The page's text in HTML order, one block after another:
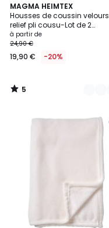
MAGMA HEIMTEX
Housses de coussin velours
relief pli cousu-Lot de 2
NOBLESS
à partir de
24,90 €
19,90 € -20%
5
/
5
8
Couleurs
5
/